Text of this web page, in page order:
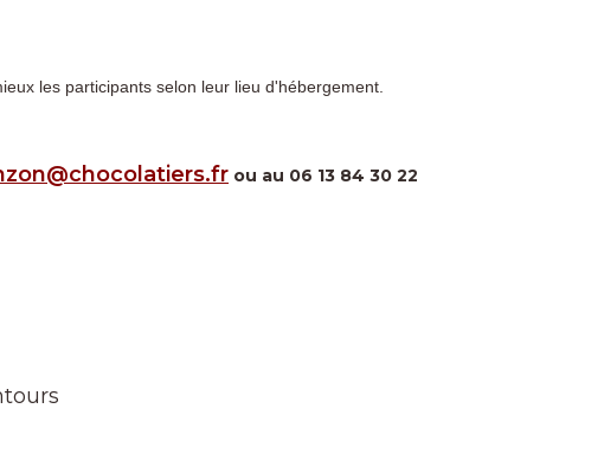
les participants selon leur lieu d'hébergement.
ou au 06 13 84 30 22